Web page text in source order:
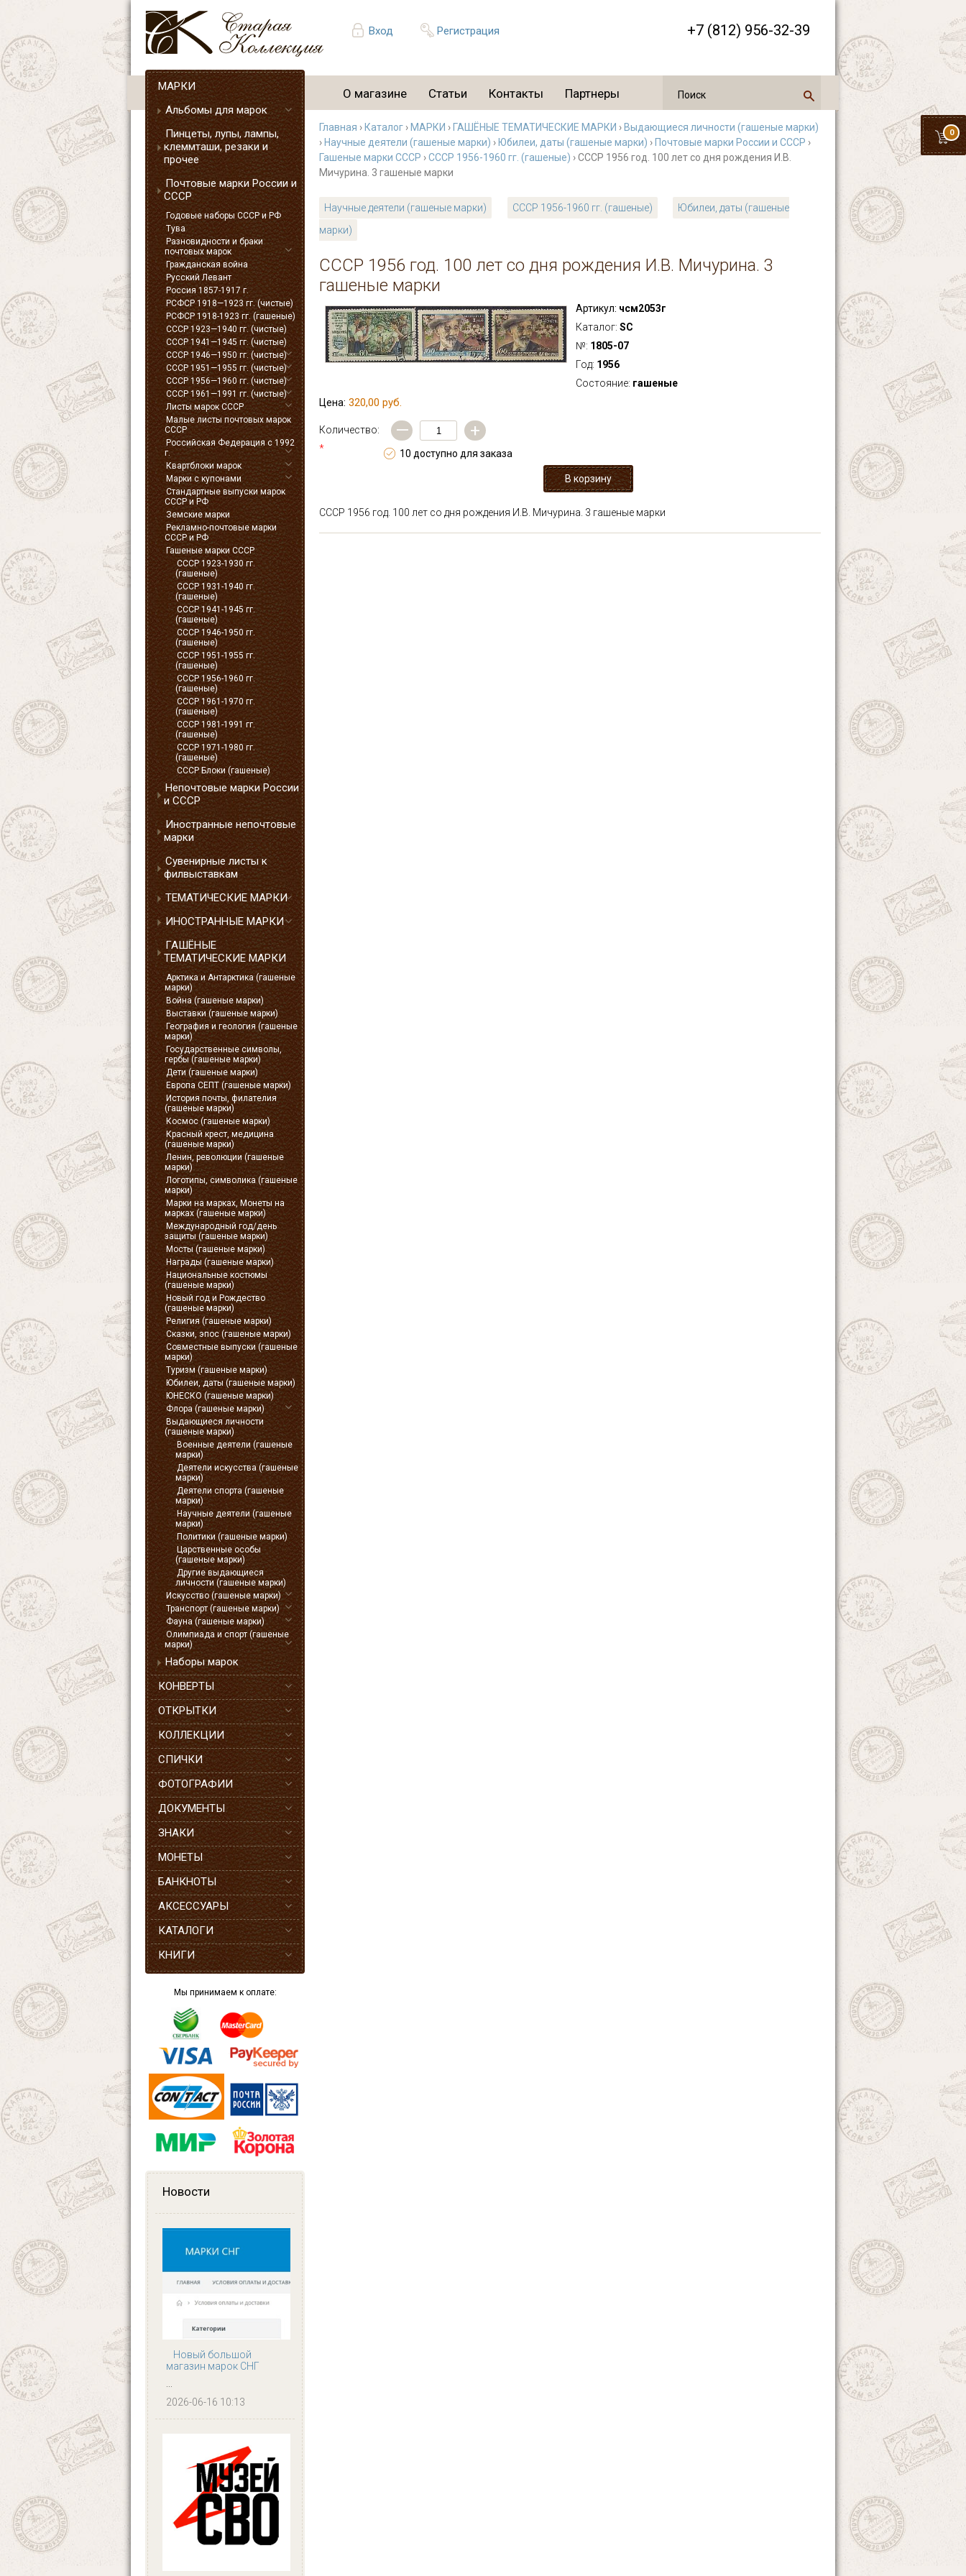
Вход Регистрация +7 (812) 956-32-39
0
О магазине Статьи Контакты Партнеры
МАРКИ
Альбомы для марок
Пинцеты, лупы, лампы,
клеммташи, резаки и
прочее
Почтовые марки России и
СССР
Годовые наборы СССР и РФ
Тува
Разновидности и браки
почтовых марок
Гражданская война
Русский Левант
Россия 1857-1917 г.
РСФСР 1918—1923 гг. (чистые)
РСФСР 1918-1923 гг. (гашеные)
СССР 1923—1940 гг. (чистые)
СССР 1941—1945 гг. (чистые)
СССР 1946—1950 гг. (чистые)
СССР 1951—1955 гг. (чистые)
СССР 1956—1960 гг. (чистые)
СССР 1961—1991 гг. (чистые)
Листы марок СССР
Малые листы почтовых марок
СССР
Российская Федерация с 1992
г.
Квартблоки марок
Марки с купонами
Стандартные выпуски марок
СССР и РФ
Земские марки
Рекламно-почтовые марки
СССР и РФ
Гашеные марки СССР
СССР 1923-1930 гг.
(гашеные)
СССР 1931-1940 гг.
(гашеные)
СССР 1941-1945 гг.
(гашеные)
СССР 1946-1950 гг.
(гашеные)
СССР 1951-1955 гг.
(гашеные)
СССР 1956-1960 гг.
(гашеные)
СССР 1961-1970 гг.
(гашеные)
СССР 1981-1991 гг.
(гашеные)
СССР 1971-1980 гг.
(гашеные)
СССР Блоки (гашеные)
Непочтовые марки России
и СССР
Иностранные непочтовые
марки
Сувенирные листы к
филвыставкам
ТЕМАТИЧЕСКИЕ МАРКИ
ИНОСТРАННЫЕ МАРКИ
ГАШЁНЫЕ
ТЕМАТИЧЕСКИЕ МАРКИ
Арктика и Антарктика (гашеные
марки)
Война (гашеные марки)
Выставки (гашеные марки)
География и геология (гашеные
марки)
Государственные символы,
гербы (гашеные марки)
Дети (гашеные марки)
Европа СЕПТ (гашеные марки)
История почты, филателия
(гашеные марки)
Космос (гашеные марки)
Красный крест, медицина
(гашеные марки)
Ленин, революции (гашеные
марки)
Логотипы, символика (гашеные
марки)
Марки на марках, Монеты на
марках (гашеные марки)
Международный год/день
защиты (гашеные марки)
Мосты (гашеные марки)
Награды (гашеные марки)
Национальные костюмы
(гашеные марки)
Новый год и Рождество
(гашеные марки)
Религия (гашеные марки)
Сказки, эпос (гашеные марки)
Совместные выпуски (гашеные
марки)
Туризм (гашеные марки)
Юбилеи, даты (гашеные марки)
ЮНЕСКО (гашеные марки)
Флора (гашеные марки)
Выдающиеся личности
(гашеные марки)
Военные деятели (гашеные
марки)
Деятели искусства (гашеные
марки)
Деятели спорта (гашеные
марки)
Научные деятели (гашеные
марки)
Политики (гашеные марки)
Царственные особы
(гашеные марки)
Другие выдающиеся
личности (гашеные марки)
Искусство (гашеные марки)
Транспорт (гашеные марки)
Фауна (гашеные марки)
Олимпиада и спорт (гашеные
марки)
Наборы марок
КОНВЕРТЫ
ОТКРЫТКИ
КОЛЛЕКЦИИ
СПИЧКИ
ФОТОГРАФИИ
ДОКУМЕНТЫ
ЗНАКИ
МОНЕТЫ
БАНКНОТЫ
АКСЕССУАРЫ
КАТАЛОГИ
КНИГИ
Мы принимаем к оплате:
Новости
Новый большой
магазин марок СНГ
...
2026-06-16 10:13
Главная › Каталог › МАРКИ › ГАШЁНЫЕ ТЕМАТИЧЕСКИЕ МАРКИ › Выдающиеся личности (гашеные марки)
› Научные деятели (гашеные марки) › Юбилеи, даты (гашеные марки) › Почтовые марки России и СССР ›
Гашеные марки СССР ›СССР 1956-1960 гг. (гашеные) › СССР 1956 год. 100 лет со дня рождения И.В.
Мичурина. 3 гашеные марки
Научные деятели (гашеные марки) СССР 1956-1960 гг. (гашеные)
Юбилеи, даты (гашеные
марки)
СССР 1956 год. 100 лет со дня рождения И.В. Мичурина. 3
гашеные марки
Артикул: чсм2053г
Каталог: SC
№: 1805-07
Год: 1956
Состояние: гашеные
Цена: 320,00 руб.
Количество:
*
— +
10 доступно для заказа
СССР 1956 год. 100 лет со дня рождения И.В. Мичурина. 3 гашеные марки